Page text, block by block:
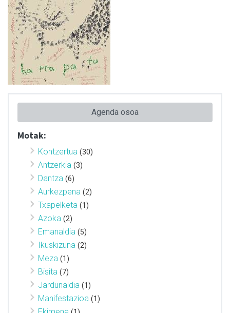
Agenda osoa
Motak:
Kontzertua (30)
Antzerkia (3)
Dantza (6)
Aurkezpena (2)
Txapelketa (1)
Azoka (2)
Emanaldia (5)
Ikuskizuna (2)
Meza (1)
Bisita (7)
Jardunaldia (1)
Manifestazioa (1)